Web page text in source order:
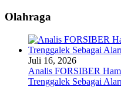
Olahraga
Juli 16, 2026
Analis FORSIBER
Trenggalek Sebagai